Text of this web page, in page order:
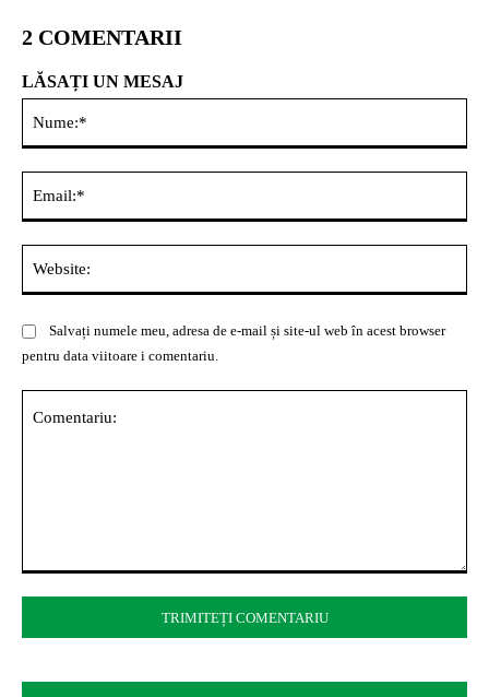
2 COMENTARII
LĂSAȚI UN MESAJ
Salvați numele meu, adresa de e-mail și site-ul web în acest browser
pentru data viitoare i comentariu.